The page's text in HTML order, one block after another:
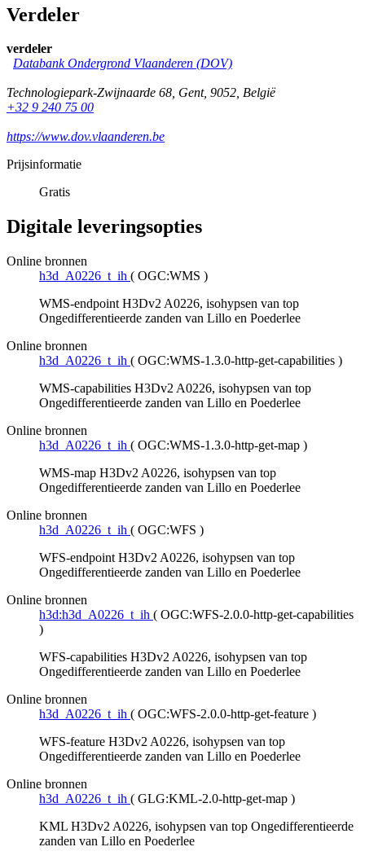
Verdeler
verdeler
Databank Ondergrond Vlaanderen (DOV)
Technologiepark-Zwijnaarde 68, Gent, 9052, België
+32 9 240 75 00
https://www.dov.vlaanderen.be
Prijsinformatie
Gratis
Digitale leveringsopties
Online bronnen
h3d_A0226_t_ih ( OGC:WMS )
WMS-endpoint H3Dv2 A0226, isohypsen van top
Ongedifferentieerde zanden van Lillo en Poederlee
Online bronnen
h3d_A0226_t_ih ( OGC:WMS-1.3.0-http-get-capabilities )
WMS-capabilities H3Dv2 A0226, isohypsen van top
Ongedifferentieerde zanden van Lillo en Poederlee
Online bronnen
h3d_A0226_t_ih ( OGC:WMS-1.3.0-http-get-map )
WMS-map H3Dv2 A0226, isohypsen van top
Ongedifferentieerde zanden van Lillo en Poederlee
Online bronnen
h3d_A0226_t_ih ( OGC:WFS )
WFS-endpoint H3Dv2 A0226, isohypsen van top
Ongedifferentieerde zanden van Lillo en Poederlee
Online bronnen
h3d:h3d_A0226_t_ih ( OGC:WFS-2.0.0-http-get-capabilities
)
WFS-capabilities H3Dv2 A0226, isohypsen van top
Ongedifferentieerde zanden van Lillo en Poederlee
Online bronnen
h3d_A0226_t_ih ( OGC:WFS-2.0.0-http-get-feature )
WFS-feature H3Dv2 A0226, isohypsen van top
Ongedifferentieerde zanden van Lillo en Poederlee
Online bronnen
h3d_A0226_t_ih ( GLG:KML-2.0-http-get-map )
KML H3Dv2 A0226, isohypsen van top Ongedifferentieerde
zanden van Lillo en Poederlee